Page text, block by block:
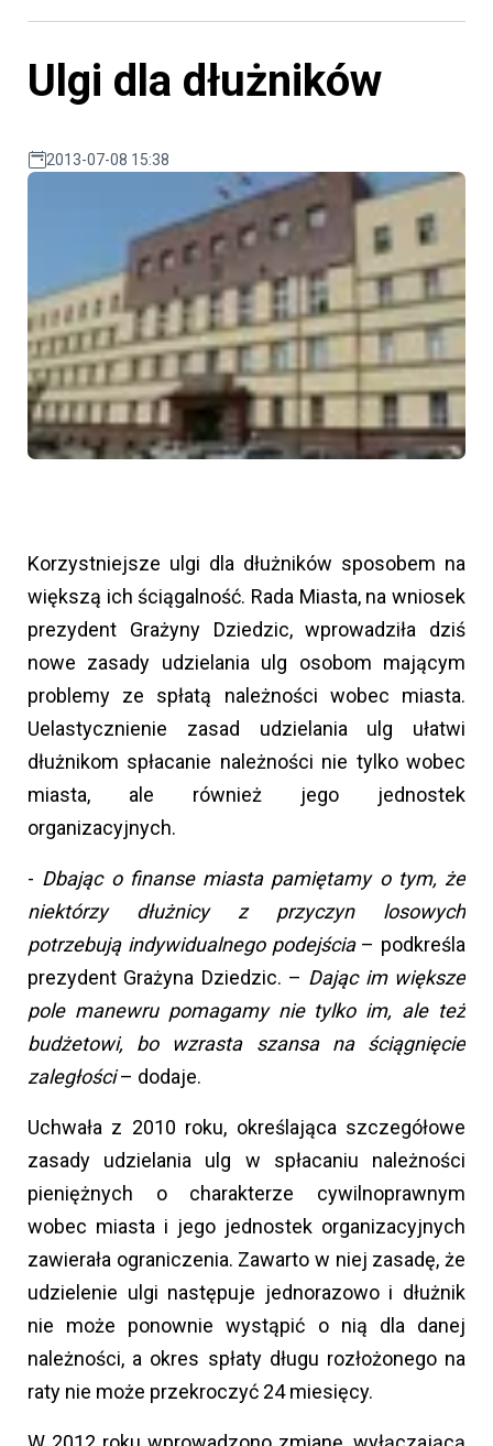
Ulgi dla dłużników
2013-07-08 15:38
Korzystniejsze ulgi dla dłużników sposobem na
większą ich ściągalność. Rada Miasta, na wniosek
prezydent Grażyny Dziedzic, wprowadziła dziś
nowe zasady udzielania ulg osobom mającym
problemy ze spłatą należności wobec miasta.
Uelastycznienie zasad udzielania ulg ułatwi
dłużnikom spłacanie należności nie tylko wobec
miasta, ale również jego jednostek
organizacyjnych.
- Dbając o finanse miasta pamiętamy o tym, że
niektórzy dłużnicy z przyczyn losowych
potrzebują indywidualnego podejścia– podkreśla
prezydent Grażyna Dziedzic. – Dając im większe
pole manewru pomagamy nie tylko im, ale też
budżetowi, bo wzrasta szansa na ściągnięcie
zaległości– dodaje.
Uchwała z 2010 roku, określająca szczegółowe
zasady udzielania ulg w spłacaniu należności
pieniężnych o charakterze cywilnoprawnym
wobec miasta i jego jednostek organizacyjnych
zawierała ograniczenia. Zawarto w niej zasadę, że
udzielenie ulgi następuje jednorazowo i dłużnik
nie może ponownie wystąpić o nią dla danej
należności, a okres spłaty długu rozłożonego na
raty nie może przekroczyć 24 miesięcy.